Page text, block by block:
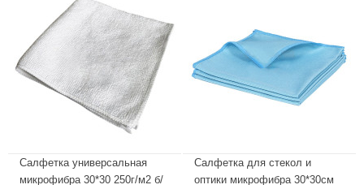
Салфетка универсальная
микрофибра 30*30 250г/м2 б/
Салфетка для стекол и
оптики микрофибра 30*30см